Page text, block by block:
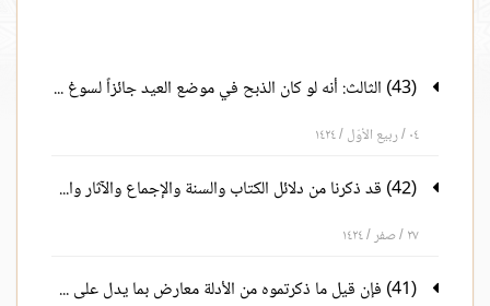
(43) الثالث: أنه لو كان الذبح في موضع العيد جائزاً لسوغ صلى الله عليه وسلم للناذر الوفاء به
٠٤ / ربيع الأوّل / ١٤٢٤
(42) قد ذكرنا من دلائل الكتاب والسنة والإجماع والآثار والإعتبار: ما دل على أن التشبه بهم في الجملة منهي عنه
٢٧ / صفر / ١٤٢٤
(41) فإن قيل ما ذكرتموه من الأدلة معارض بما يدل على خلافة وذلك: أن شرع من قبلنا شرع لنا، ما لم يرد شرعنا بخلافه